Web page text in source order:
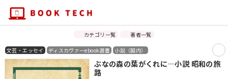
カテゴリ一覧 著者一覧
文芸・エッセイ ディスカヴァーebook選書 小説（国内）
ぶなの森の葉がくれに―小説 昭和の旅
路